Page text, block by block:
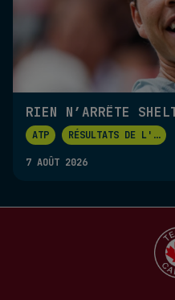
RIEN N’ARRÊTE
ATP RÉSULTATS DE L' ...
7 AOÛT 2026